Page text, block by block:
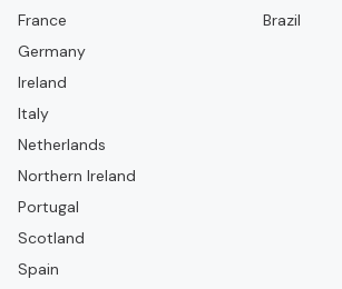
Defensores de Belgrano
Estudiantes de La Plata
Ferro Carril Oeste
Gimnasia y Esgrima La Plata
France
Germany
Ireland
Italy
Netherlands
Northern Ireland
Portugal
Scotland
Spain
Brazil